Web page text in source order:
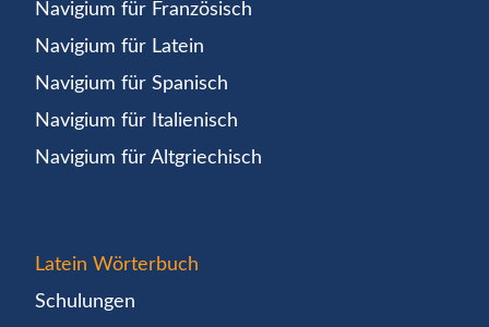
Navigium für Französisch
Navigium für Latein
Navigium für Spanisch
Navigium für Italienisch
Navigium für Altgriechisch
Latein Wörterbuch
Schulungen